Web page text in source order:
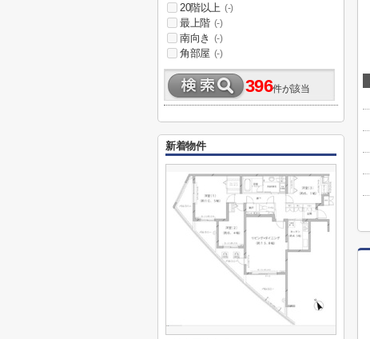
20階以上 (-)
最上階 (-)
南向き (-)
角部屋 (-)
396件が該当
新着物件